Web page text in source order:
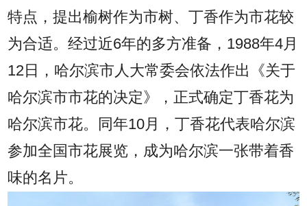
特点，提出榆树作为市树、丁香作为市花较
为合适。经过近6年的多方准备，1988年4月
12日，哈尔滨市人大常委会依法作出《关于
哈尔滨市市花的决定》，正式确定丁香花为
哈尔滨市花。同年10月，丁香花代表哈尔滨
参加全国市花展览，成为哈尔滨一张带着香
味的名片。